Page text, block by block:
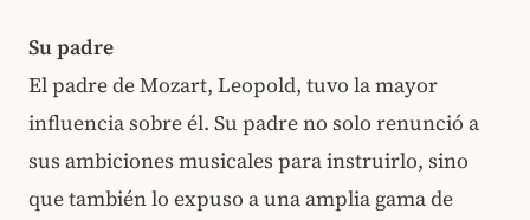
Su padre
El padre de Mozart, Leopold, tuvo la mayor
influencia sobre él. Su padre no solo renunció a
sus ambiciones musicales para instruirlo, sino
que también lo expuso a una amplia gama de